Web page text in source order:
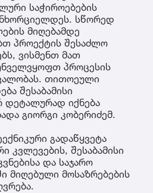
საჭიროებების
სწორედ
მიღებამდე
პროექტის შესაძლო
ვისმენთ მათ
პროცესის
თითოეული
შესაბამისი
დეტალურად იქნება
გიორგი კობერიძემ.
გადაწყვეტა
კვლევების, შესაბამისი
და საჯარო
მიღებული მოსაზრებების